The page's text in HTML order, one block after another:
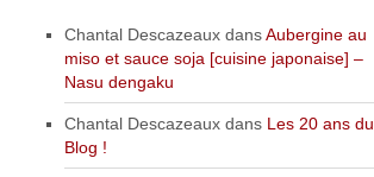
Chantal Descazeaux dansAubergine au
miso et sauce soja [cuisine japonaise] –
Nasu dengaku
Chantal Descazeaux dans Les 20 ans du
Blog !